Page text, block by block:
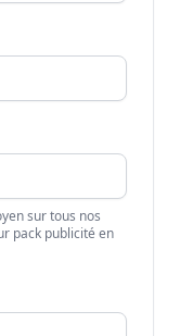
sur tous nos
pack publicité en